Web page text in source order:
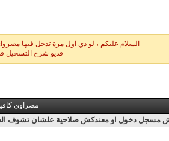
السلام عليكم ، لو دي اول مرة تدخل فيها
فديو شرح التسجيل
مصراوي
مسجل دخول او معندكش صلاحية علشان تشوف